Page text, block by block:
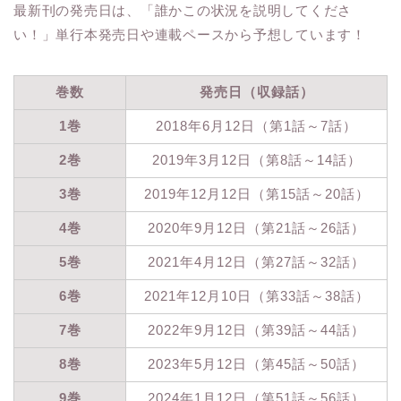
最新刊の発売日は、「誰かこの状況を説明してくださ
い！」単行本発売日や連載ペースから予想しています！
巻数 発売日（収録話）
1巻 2018年6月12日（第1話～7話）
2巻 2019年3月12日（第8話～14話）
3巻 2019年12月12日（第15話～20話）
4巻 2020年9月12日（第21話～26話）
5巻 2021年4月12日（第27話～32話）
6巻 2021年12月10日（第33話～38話）
7巻 2022年9月12日（第39話～44話）
8巻 2023年5月12日（第45話～50話）
9巻 2024年1月12日（第51話～56話）